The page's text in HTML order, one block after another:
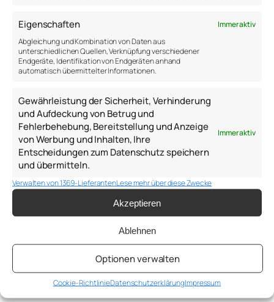
Eigenschaften
Immer aktiv
Abgleichung und Kombination von Daten aus
unterschiedlichen Quellen, Verknüpfung verschiedener
Endgeräte, Identifikation von Endgeräten anhand
automatisch übermittelter Informationen.
Gewährleistung der Sicherheit, Verhinderung
und Aufdeckung von Betrug und
Fehlerbehebung, Bereitstellung und Anzeige
von Werbung und Inhalten, Ihre
Entscheidungen zum Datenschutz speichern
und übermitteln.
Immer aktiv
Verwalten von 1369-LieferantenLese mehr über diese Zwecke
Akzeptieren
Ablehnen
Optionen verwalten
Cookie-RichtlinieDatenschutzerklärungImpressum
← Klarheit vor Schönheit
– Effektive Kommunikation
für Führungskräfte
Entspannt und
gelassen zu sein,
ist einfach
WEITERE BEITRÄGE
Personalentwicklung,
psychologische Beratung –
Hilfreiche Gedanken, Ideen,
Links, Bücher und Modelle des
Jahres 2025 von Anton
Samsonov
6.
2026